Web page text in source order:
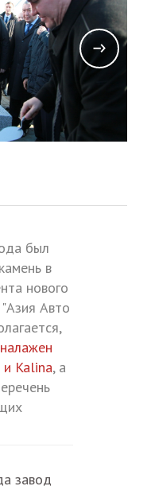
был
в
нового
Авто
и Kalina, а
завод